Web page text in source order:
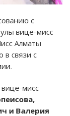
с
вице-мисс
Алматы
в связи с
вице-мисс
и Валерия